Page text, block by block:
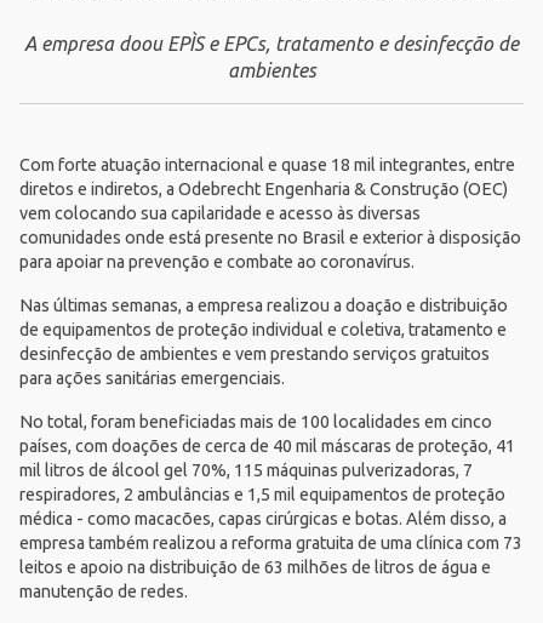
A empresa doou EPÌS e EPCs, tratamento e desinfecção de
ambientes
Com forte atuação internacional e quase 18 mil integrantes, entre
diretos e indiretos, a Odebrecht Engenharia & Construção (OEC)
vem colocando sua capilaridade e acesso às diversas
comunidades onde está presente no Brasil e exterior à disposição
para apoiar na prevenção e combate ao coronavírus.
Nas últimas semanas, a empresa realizou a doação e distribuição
de equipamentos de proteção individual e coletiva, tratamento e
desinfecção de ambientes e vem prestando serviços gratuitos
para ações sanitárias emergenciais.
No total, foram beneficiadas mais de 100 localidades em cinco
países, com doações de cerca de 40 mil máscaras de proteção, 41
mil litros de álcool gel 70%, 115 máquinas pulverizadoras, 7
respiradores, 2 ambulâncias e 1,5 mil equipamentos de proteção
médica - como macacões, capas cirúrgicas e botas. Além disso, a
empresa também realizou a reforma gratuita de uma clínica com 73
leitos e apoio na distribuição de 63 milhões de litros de água e
manutenção de redes.